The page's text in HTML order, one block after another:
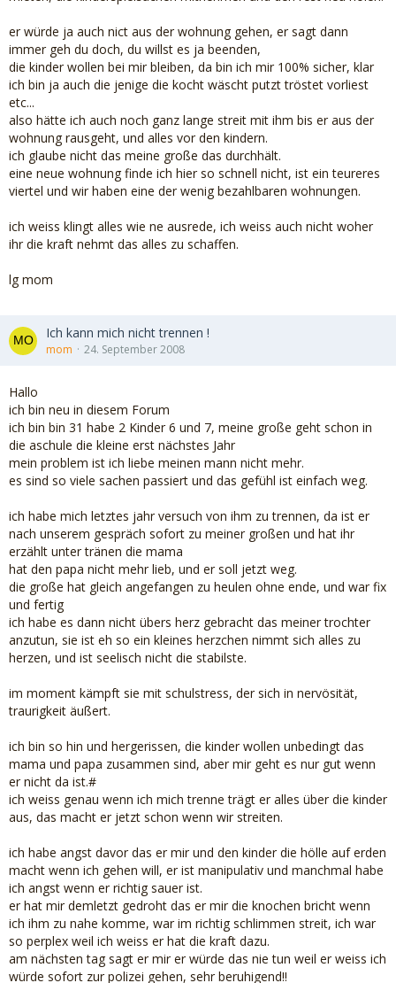
er würde ja auch nict aus der wohnung gehen, er sagt dann
immer geh du doch, du willst es ja beenden,
die kinder wollen bei mir bleiben, da bin ich mir 100% sicher, klar
ich bin ja auch die jenige die kocht wäscht putzt tröstet vorliest
etc...
also hätte ich auch noch ganz lange streit mit ihm bis er aus der
wohnung rausgeht, und alles vor den kindern.
ich glaube nicht das meine große das durchhält.
eine neue wohnung finde ich hier so schnell nicht, ist ein teureres
viertel und wir haben eine der wenig bezahlbaren wohnungen.
ich weiss klingt alles wie ne ausrede, ich weiss auch nicht woher
ihr die kraft nehmt das alles zu schaffen.
lg mom
Ich kann mich nicht trennen !
mom 24. September 2008
Hallo
ich bin neu in diesem Forum
ich bin bin 31 habe 2 Kinder 6 und 7, meine große geht schon in
die aschule die kleine erst nächstes Jahr
mein problem ist ich liebe meinen mann nicht mehr.
es sind so viele sachen passiert und das gefühl ist einfach weg.
ich habe mich letztes jahr versuch von ihm zu trennen, da ist er
nach unserem gespräch sofort zu meiner großen und hat ihr
erzählt unter tränen die mama
hat den papa nicht mehr lieb, und er soll jetzt weg.
die große hat gleich angefangen zu heulen ohne ende, und war fix
und fertig
ich habe es dann nicht übers herz gebracht das meiner trochter
anzutun, sie ist eh so ein kleines herzchen nimmt sich alles zu
herzen, und ist seelisch nicht die stabilste.
im moment kämpft sie mit schulstress, der sich in nervösität,
traurigkeit äußert.
ich bin so hin und hergerissen, die kinder wollen unbedingt das
mama und papa zusammen sind, aber mir geht es nur gut wenn
er nicht da ist.#
ich weiss genau wenn ich mich trenne trägt er alles über die kinder
aus, das macht er jetzt schon wenn wir streiten.
ich habe angst davor das er mir und den kinder die hölle auf erden
macht wenn ich gehen will, er ist manipulativ und manchmal habe
ich angst wenn er richtig sauer ist.
er hat mir demletzt gedroht das er mir die knochen bricht wenn
ich ihm zu nahe komme, war im richtig schlimmen streit, ich war
so perplex weil ich weiss er hat die kraft dazu.
am nächsten tag sagt er mir er würde das nie tun weil er weiss ich
würde sofort zur polizei gehen, sehr beruhigend!!